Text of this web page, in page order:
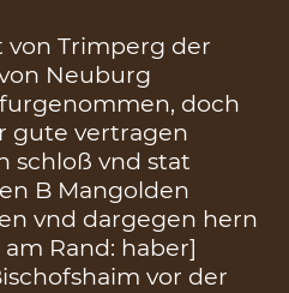
Trimperg der
Neuburg
doch
gute vertragen
schloß vnd stat
B Mangolden
vnd dargegen hern
Rand: haber]
vor der